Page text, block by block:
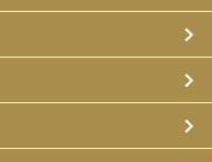
れら運送・宿泊機関、
性別、年齢、住所、電
ポート番号、クレジッ
することにより提供い
い物等の便宜のた
ータを土産物店に提供